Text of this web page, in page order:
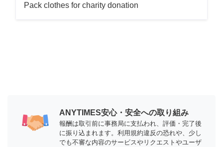
Pack clothes for charity donation
ANYTIMES安心・安全への取り組み
報酬は取引前に事務局に支払われ、評価・完了後
に振り込まれます。利用規約違反の恐れや、少し
でも不審な内容のサービスやリクエストやユーザ